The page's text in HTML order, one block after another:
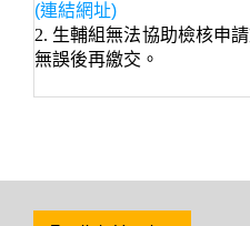
(連結網址)
2. 生輔組無法協助檢核申
無誤後再繳交。